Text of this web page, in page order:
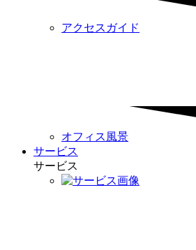
アクセスガイド
オフィス風景
サービス
サービス